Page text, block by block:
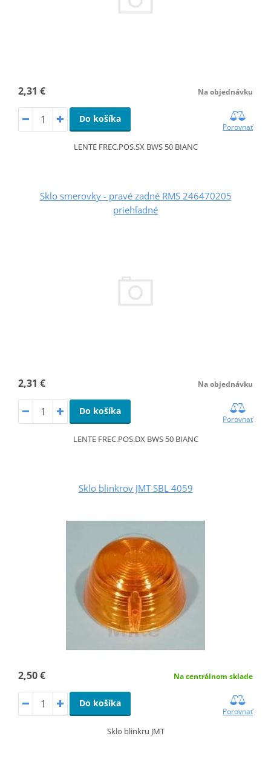
2,31 € Na objednávku
Do košíka
Porovnať
LENTE FREC.POS.SX BWS 50 BIANC
Sklo smerovky - pravé zadné RMS 246470205
priehľadné
2,31 € Na objednávku
Do košíka
Porovnať
LENTE FREC.POS.DX BWS 50 BIANC
Sklo blinkrov JMT SBL 4059
2,50 € Na centrálnom sklade
Do košíka
Porovnať
Sklo blinkru JMT